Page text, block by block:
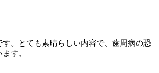
。とても素晴らしい内容で、歯周病の恐
す。